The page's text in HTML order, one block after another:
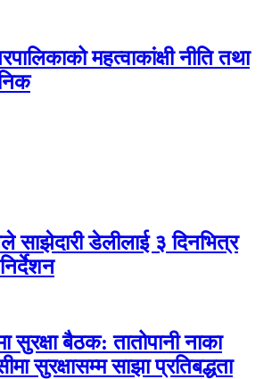
महत्वाकांक्षी नीति तथा
साझेदारी डेलीलाई ३ दिनभित्र
सुरक्षा बैठक: तातोपानी नाका
सुरक्षासम्म साझा प्रतिबद्धता